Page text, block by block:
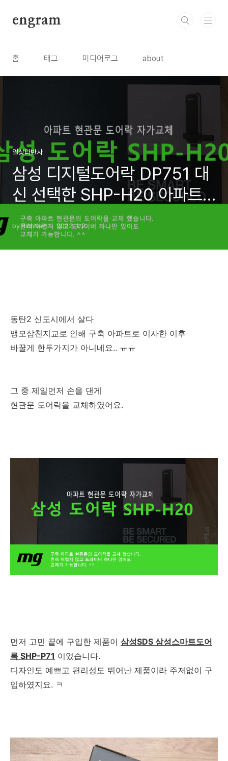
engram
홈 태그 미디어로그 about
일상다반사
삼성 디지털도어락 DP751 대
신 선택한 SHP-H20 아파트
현관문 도어락 교체 자가설치
후기
by RichNam 2022. 1. 2.
동탄2 신도시에서 살다
맹모삼천지교로 인해 구축 아파트로 이사한 이후
바꿀게 한두가지가 아니네요.. ㅠㅠ
그 중 제일먼저 손을 댄게
현관문 도어락을 교체하였어요.
먼저 고민 끝에 구입한 제품이 삼성SDS 삼성스마트도어
록 SHP-P71 이었습니다.
디자인도 예쁘고 편리성도 뛰어난 제품이라 주저없이 구
입하였지요. ㅋ